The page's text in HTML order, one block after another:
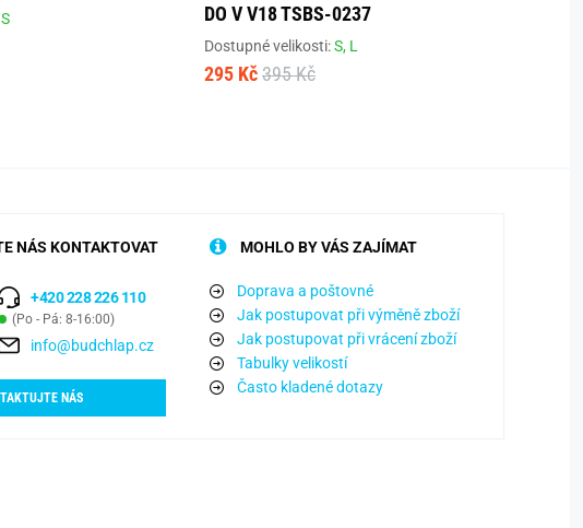
S
DO V V18 TSBS-0237
Dostupné velikosti:S, L
295 Kč 395 Kč
NÁS KONTAKTOVAT
+420 228 226 110
(Po - Pá: 8-16:00)
info@budchlap.cz
NÁS
MOHLO BY VÁS ZAJÍMAT
Doprava a poštovné
Jak postupovat při výměně zboží
Jak postupovat při vrácení zboží
Tabulky velikostí
Často kladené dotazy